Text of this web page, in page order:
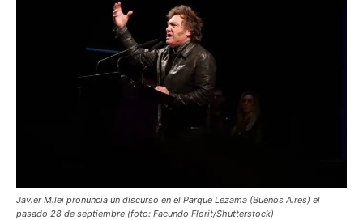
Javier Milei pronuncia un discurso en el Parque Lezama (Buenos Aires) el
pasado 28 de septiembre (foto: Facundo Florit/Shutterstock)